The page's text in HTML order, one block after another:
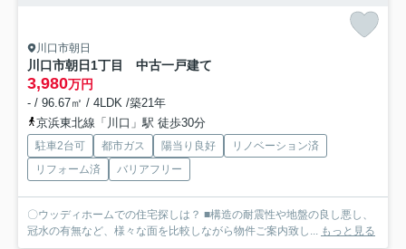
川口市朝日
川口市朝日1丁目 中古一戸建て
3,980万円
- / 96.67㎡ / 4LDK /築21年
京浜東北線「川口」駅 徒歩30分
駐車2台可 都市ガス 陽当り良好
リノベーション済
リフォーム済
バリアフリー
〇ウッディホームでの住宅探しは？ ■構造の耐震性や地盤の良し悪し、
冠水の有無など、様々な面を比較しながら物件ご案内致し...
もっと見る